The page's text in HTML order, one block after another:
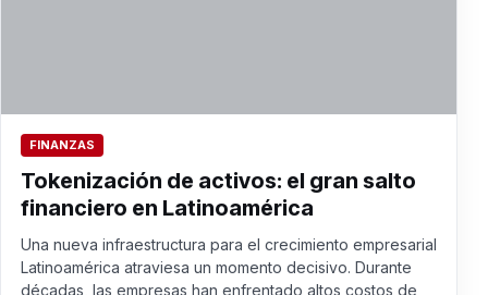
FINANZAS
Tokenización de activos: el gran salto
financiero en Latinoamérica
Una nueva infraestructura para el crecimiento empresarial
Latinoamérica atraviesa un momento decisivo. Durante
décadas, las empresas han enfrentado altos costos de